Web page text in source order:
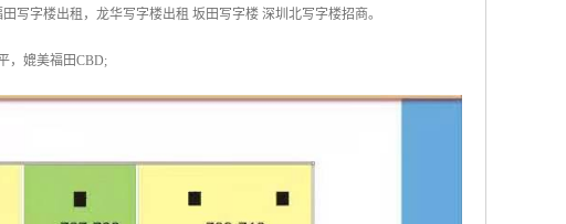
写字楼出租，龙华写字楼出租 坂田写字楼 深圳北写字楼招商。
，媲美福田CBD;